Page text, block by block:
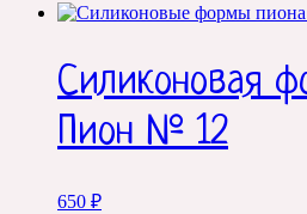
Силиконовая
Пион № 12
650 ₽